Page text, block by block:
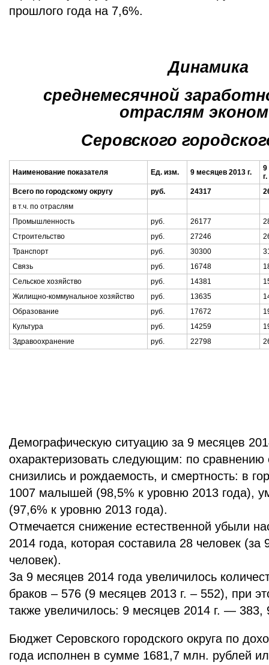
прошлого года на 7,6%.
Динамика
среднемесячной
отраслям
Серовского
Наименование показателя Ед. изм. 9 месяцев 2013 г.
9
г.
Всего по городскому округу
руб. 24317
в т.ч. по отраслям
Промышленность
руб. 26177
Строительство
руб. 27246
Транспорт
руб. 30300
Связь
руб. 16748
Сельское хозяйство
руб. 14381
Жилищно-коммунальное хозяйство
руб. 13635
Образование
руб. 17672
Культура
руб. 14259
Здравоохранение
руб. 22798
Демографическую ситуацию за 9 месяцев
охарактеризовать следующим: по
снизились и рождаемость, и смертность: в
1007 малышей (98,5% к уровню 2013 года),
(97,6% к уровню 2013 года).
Отмечается снижение естественной убыли
2014 года, которая составила 28 человек
человек).
За 9 месяцев 2014 года увеличилось
браков – 576 (9 месяцев 2013 г. – 552), при
также увеличилось: 9 месяцев 2014 г. — 383,
Бюджет Серовского городского округа по
года исполнен в сумме 1681,7 млн. рублей